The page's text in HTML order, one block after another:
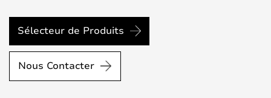
Sélecteur de Produits
Nous Contacter